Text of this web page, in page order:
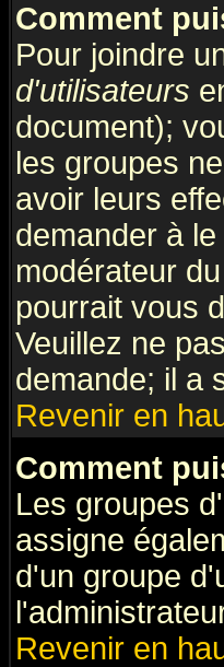
Comment
Pour joindre
d'utilisateurs
document);
les groupes
avoir leurs
demander à
modérateur
pourrait vous
Veuillez ne
demande; il a
Revenir en
Comment
Les groupes
assigne
d'un groupe
Revenir en